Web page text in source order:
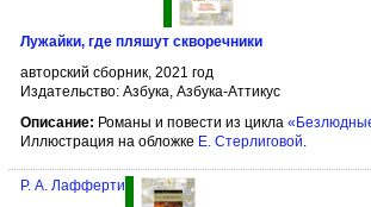
Лужайки, где пляшут скворечники
авторский сборник, 2021 год
Издательство: Азбука, Азбука-Аттикус
Описание: Романы и повести из цикла
Иллюстрация на обложке Е. Стерлиговой.
Р. А. Лафферти